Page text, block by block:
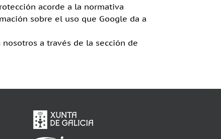
acorde a la normativa
sobre el uso que Google da a
a través de la sección de